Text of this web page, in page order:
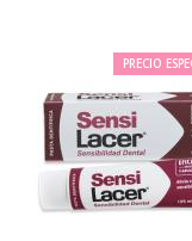
PRECIO